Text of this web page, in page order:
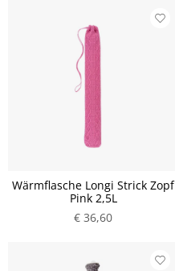
Wärmflasche Longi Strick Zopf
Pink 2,5L
€ 36,60